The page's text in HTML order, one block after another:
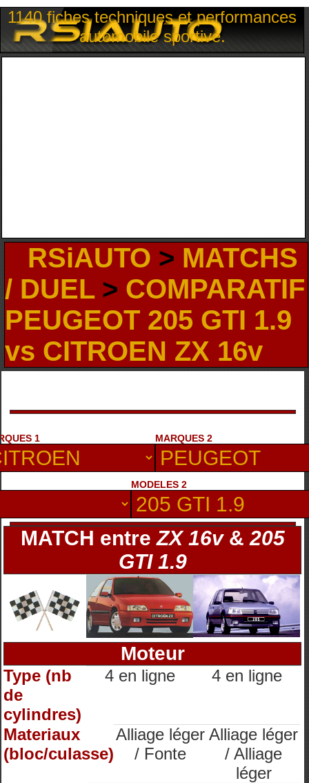
1140 fiches techniques et performances
automobile sportive.
RSiAUTO > MATCHS
/ DUEL> COMPARATIF
PEUGEOT 205 GTI 1.9
vs CITROEN ZX 16v
1 MARQUES 2
MODELES 2
MATCH entreZX 16v&205
GTI 1.9
Moteur
Type (nb
de
cylindres)
4 en ligne 4 en ligne
Materiaux
(bloc/culasse)
Alliage léger
/ Fonte
Alliage léger
/ Alliage
léger